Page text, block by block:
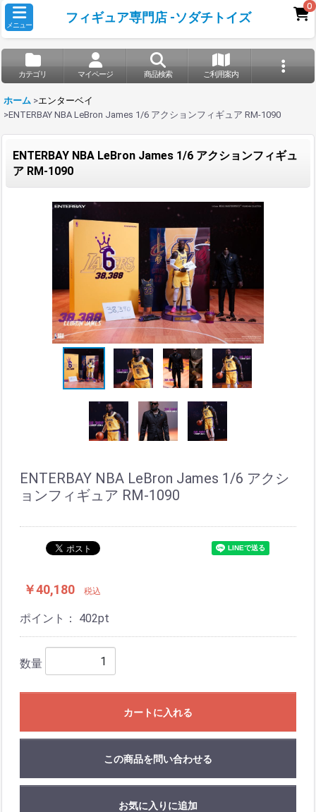
メニュー
フィギュア専門店 -ソダチトイズ
0
カテゴリ マイページ 商品検索 ご利用案内
ホーム >エンターベイ
>ENTERBAY NBA LeBron James 1/6 アクションフィギュア RM-1090
ENTERBAY NBA LeBron James 1/6 アクションフィギュ
ア RM-1090
ENTERBAY NBA LeBron James 1/6 アクシ
ョンフィギュア RM-1090
￥40,180 税込
ポイント： 402pt
数量
カートに入れる
この商品を問い合わせる
お気に入りに追加